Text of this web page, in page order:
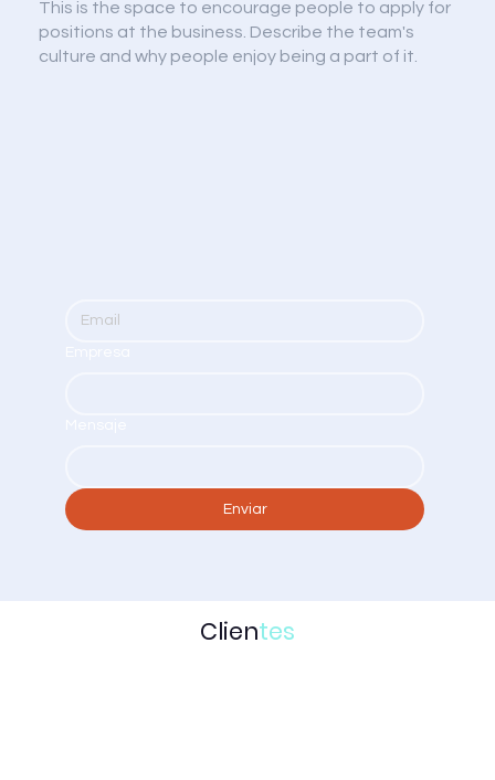
This is the space to encourage people to apply for
positions at the business. Describe the team's
culture and why people enjoy being a part of it.
Enviar
Clientes